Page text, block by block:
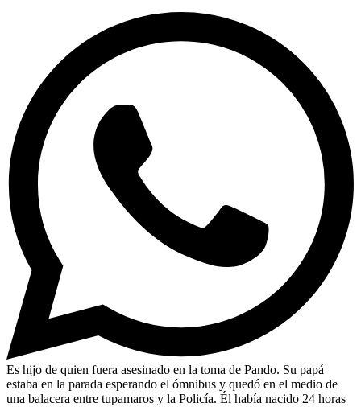
Es hijo de quien fuera asesinado en la toma de Pando. Su papá
estaba en la parada esperando el ómnibus y quedó en el medio de
una balacera entre tupamaros y la Policía. Él había nacido 24 horas